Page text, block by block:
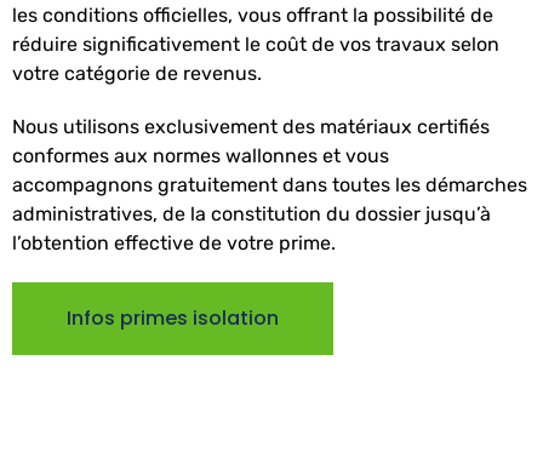
les conditions officielles, vous offrant la possibilité de
réduire significativement le coût de vos travaux selon
votre catégorie de revenus.
Nous utilisons exclusivement des matériaux certifiés
conformes aux normes wallonnes et vous
accompagnons gratuitement dans toutes les démarches
administratives, de la constitution du dossier jusqu’à
l’obtention effective de votre prime.
Infos primes isolation